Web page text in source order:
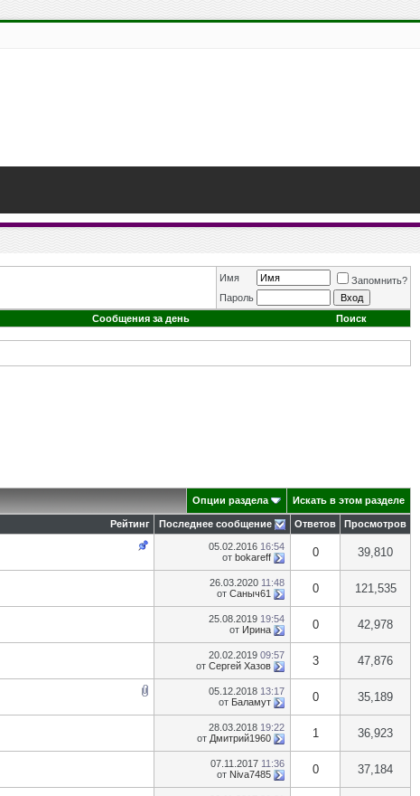
Имя
Запомнить?
Пароль
Сообщения за день Поиск
Опции раздела Искать в этом разделе
Рейтинг Последнее сообщение Ответов Просмотров
05.02.2016 16:54
от bokareff 0 39,810
26.03.2020 11:48
от Саныч61 0 121,535
25.08.2019 19:54
от Ирина 0 42,978
20.02.2019 09:57
от Сергей Хазов 3 47,876
05.12.2018 13:17
от Баламут 0 35,189
28.03.2018 19:22
от Дмитрий1960 1 36,923
07.11.2017 11:36
от Niva7485 0 37,184